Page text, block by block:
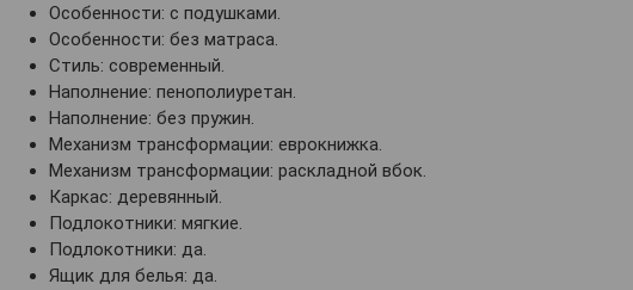
Особенности: с подушками.
Особенности: без матраса.
Стиль: современный.
Наполнение: пенополиуретан.
Наполнение: без пружин.
Механизм трансформации: еврокнижка.
Механизм трансформации: раскладной вбок.
Каркас: деревянный.
Подлокотники: мягкие.
Подлокотники: да.
Ящик для белья: да.